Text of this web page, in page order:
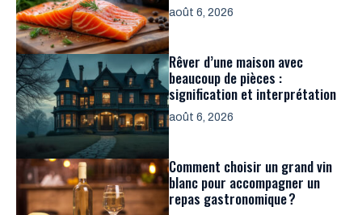
août 6, 2026
Rêver d’une maison avec
beaucoup de pièces :
signification et interprétation
août 6, 2026
Comment choisir un grand vin
blanc pour accompagner un
repas gastronomique ?